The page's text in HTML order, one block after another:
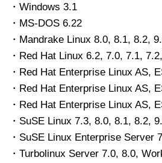
・Windows 3.1
・MS-DOS 6.22
・Mandrake Linux 8.0, 8.1, 8.2,
・Red Hat Linux 6.2, 7.0, 7.1,
・Red Hat Enterprise Linux AS,
・Red Hat Enterprise Linux AS,
・Red Hat Enterprise Linux AS,
・SuSE Linux 7.3, 8.0, 8.1, 8.2,
・SuSE Linux Enterprise Server
・Turbolinux Server 7.0, 8.0,